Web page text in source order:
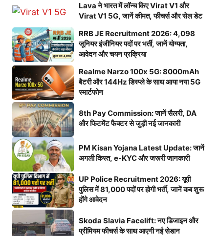
Lava ने भारत में लॉन्च किए Virat V1 और
Virat V1 5G, जानें कीमत, फीचर्स और सेल डेट
RRB JE Recruitment 2026: 4,098
जूनियर इंजीनियर पदों पर भर्ती, जानें योग्यता,
आवेदन और चयन प्रक्रिया
Realme Narzo 100x 5G: 8000mAh
बैटरी और 144Hz डिस्प्ले के साथ आया नया 5G
स्मार्टफोन
8th Pay Commission: जानें सैलरी, DA
और फिटमेंट फैक्टर से जुड़ी नई जानकारी
PM Kisan Yojana Latest Update: जानें
अगली किस्त, e-KYC और जरूरी जानकारी
UP Police Recruitment 2026: यूपी
पुलिस में 81,000 पदों पर होगी भर्ती, जानें कब शुरू
होंगे आवेदन
Skoda Slavia Facelift: नए डिजाइन और
प्रीमियम फीचर्स के साथ आएगी नई सेडान